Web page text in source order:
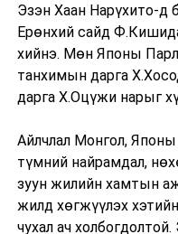
Эзэн Хаан Нарүхито-д
Ерөнхий сайд
хийнэ. Мөн Японы
танхимын дарга
дарга Х.Оцүжи нарыг
Айлчлал Монгол, Японы
түмний найрамдал,
зуун жилийн хамтын
жилд хөгжүүлэх
чухал ач